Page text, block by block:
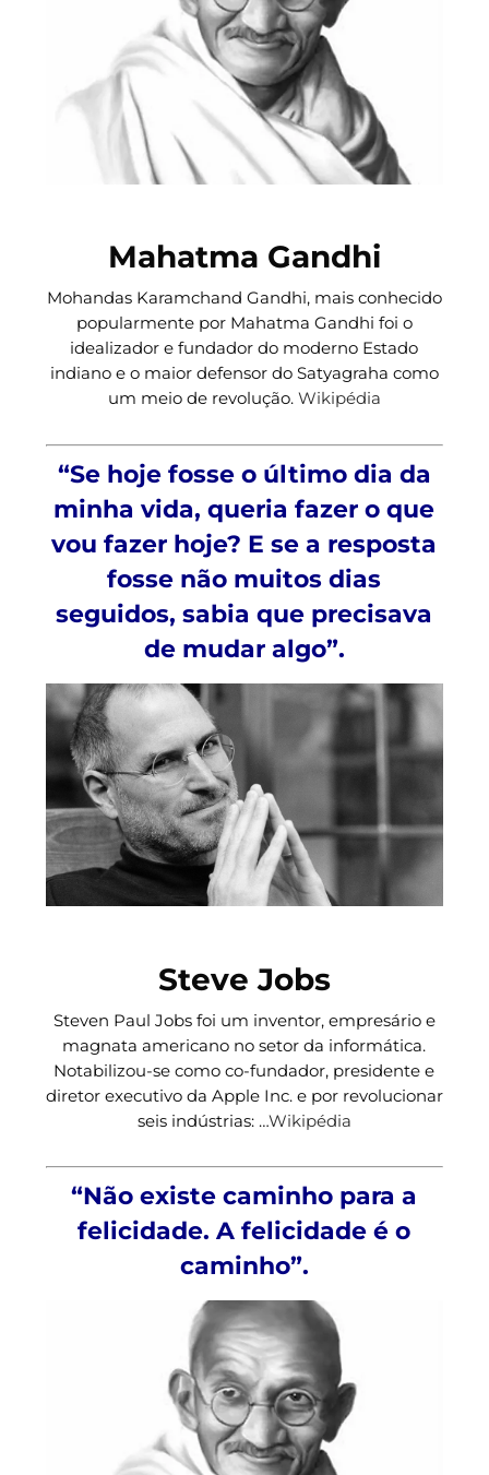
Mahatma Gandhi
Mohandas Karamchand Gandhi, mais conhecido
popularmente por Mahatma Gandhi foi o
idealizador e fundador do moderno Estado
indiano e o maior defensor do Satyagraha como
um meio de revolução. Wikipédia
“Se hoje fosse o último dia da
minha vida, queria fazer o que
vou fazer hoje? E se a resposta
fosse não muitos dias
seguidos, sabia que precisava
de mudar algo”.
Steve Jobs
Steven Paul Jobs foi um inventor, empresário e
magnata americano no setor da informática.
Notabilizou-se como co-fundador, presidente e
diretor executivo da Apple Inc. e por revolucionar
seis indústrias: …Wikipédia
“Não existe caminho para a
felicidade. A felicidade é o
caminho”.